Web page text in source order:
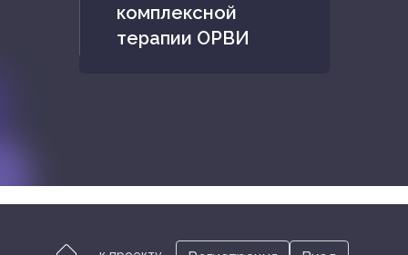
комплексной
терапии ОРВИ